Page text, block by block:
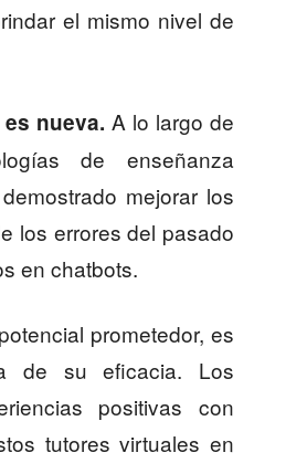
el mismo nivel de
nueva. A lo largo de
de enseñanza
mejorar los
los errores del pasado
en chatbots.
prometedor, es
de su eficacia. Los
positivas con
tutores virtuales en